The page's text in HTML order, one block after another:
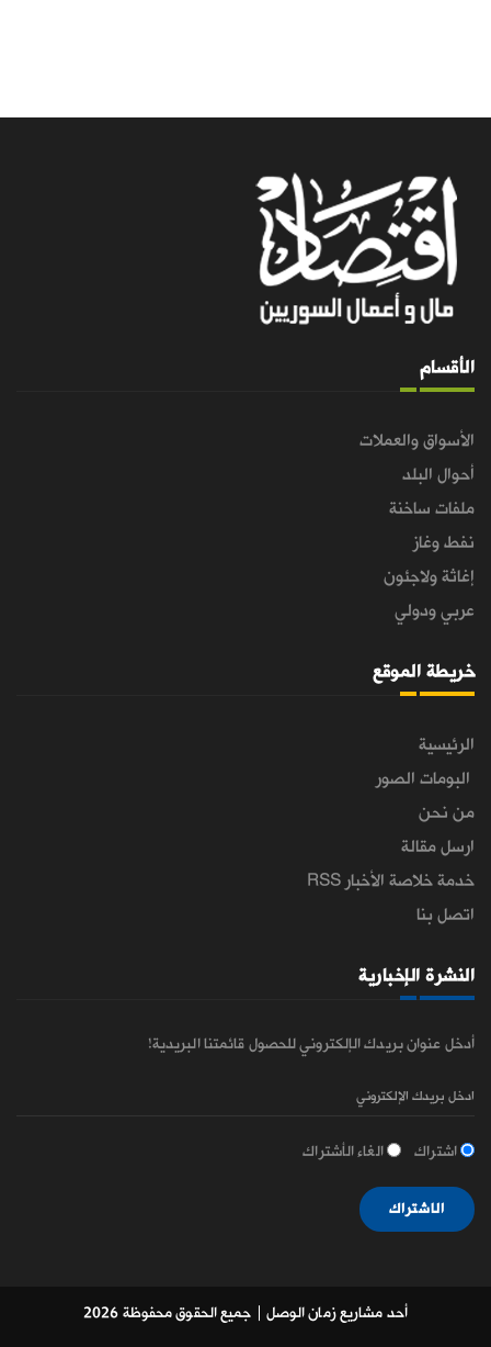
الأقسام
الأسواق والعملات
أحوال البلد
ملفات ساخنة
نفط وغاز
إغاثة ولاجئون
عربي ودولي
خريطة الموقع
الرئيسية
البومات الصور
من نحن
ارسل مقالة
خدمة خلاصة الأخبار RSS
اتصل بنا
النشرة الإخبارية
أدخل عنوان بريدك الإلكتروني للحصول قائمتنا البريدية!
اشتراك الغاء الأشتراك
الاشتراك
أحد مشاريع زمان الوصل | جميع الحقوق محفوظة 2026